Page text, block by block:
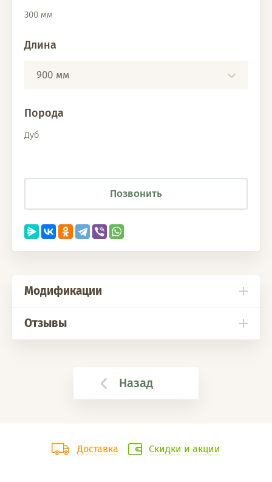
300 мм
Длина
900 мм
Порода
Дуб
Позвонить
Модификации
Отзывы
Назад
Доставка Скидки и акции